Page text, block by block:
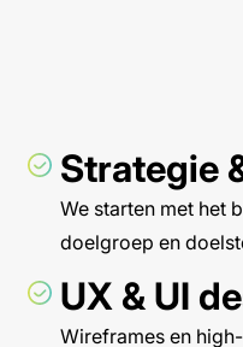
Strategie
We starten met het
doelgroep en
UX & UI
Wireframes en